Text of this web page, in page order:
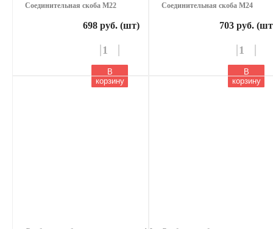
Соединительная скоба М22
698 руб. (шт)
В
корзину
Соединительная скоба М24
703 руб.
В
корзину